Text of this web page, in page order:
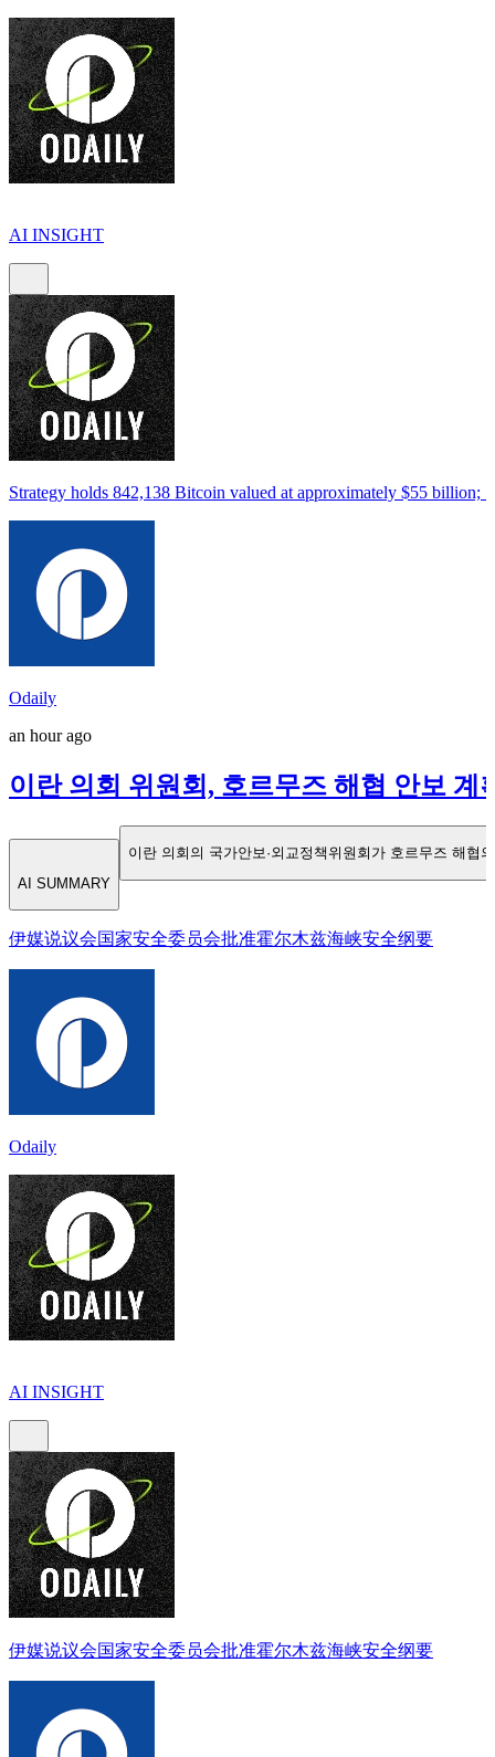
AI INSIGHT
Strategy holds 842,138 Bitcoin valued at approximately $55 billion;
Odaily
an hour ago
이란 의회 위원회, 호르무즈 해협 안보 계
AI SUMMARY
이란 의회의 국가안보·외교정책위원회가 호르무즈 해
伊媒说议会国家安全委员会批准霍尔木兹海峡安全纲要
Odaily
AI INSIGHT
伊媒说议会国家安全委员会批准霍尔木兹海峡安全纲要